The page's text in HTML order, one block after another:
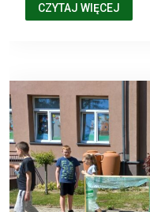
CZYTAJ WIĘCEJ